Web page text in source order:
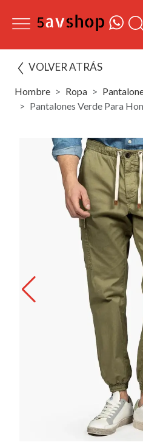
VOLVER ATRÁS
Hombre Ropa
Pantalones Verde Para